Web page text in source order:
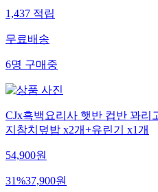
1,437적립
무료배송
6명구매중
CJx흑백요리사 햇반 컵반 꽈리
지참치덮밥 x2개+유린기 x1개
54,900원
31%37,900원